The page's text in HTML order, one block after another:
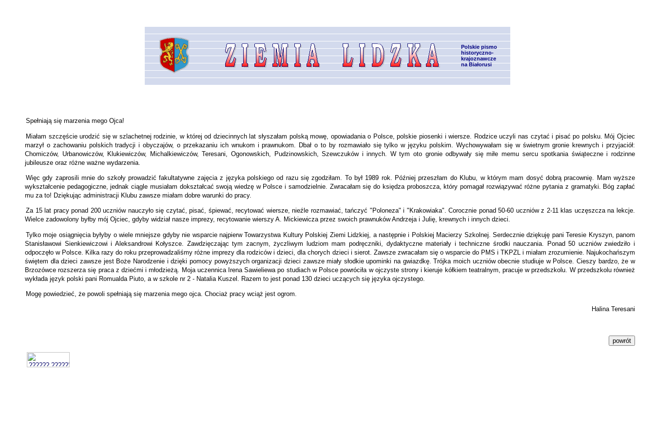
Polskie pismo
historyczno-
krajoznawcze
na Białorusi
Spełniają się marzenia mego Ojca!
Miałam szczęście urodzić się w szlachetnej rodzinie, w której od dziecinnych lat słyszałam polską mowę, opowiadania o Polsce, polskie piosenki i wiersze. Rodzice uczyli nas czytać i pisać po polsku. Mój Ojciec
marzył o zachowaniu polskich tradycji i obyczajów, o przekazaniu ich wnukom i prawnukom. Dbał o to by rozmawiało się tylko w języku polskim. Wychowywałam się w świetnym gronie krewnych i przyjaciół:
Chomiczów, Urbanowiczów, Klukiewiczów, Michalkiewiczów, Teresani, Ogonowskich, Pudzinowskich, Szewczuków i innych. W tym oto gronie odbywały się miłe memu sercu spotkania świąteczne i rodzinne
jubileusze oraz różne ważne wydarzenia.
Więc gdy zaprosili mnie do szkoły prowadzić fakultatywne zajęcia z języka polskiego od razu się zgodziłam. To był 1989 rok. Później przeszłam do Klubu, w którym mam dosyć dobrą pracownię. Mam wyższe
wykształcenie pedagogiczne, jednak ciągle musiałam dokształcać swoją wiedzę w Polsce i samodzielnie. Zwracałam się do księdza proboszcza, który pomagał rozwiązywać różne pytania z gramatyki. Bóg zapłać
mu za to! Dziękując administracji Klubu zawsze miałam dobre warunki do pracy.
Za 15 lat pracy ponad 200 uczniów nauczyło się czytać, pisać, śpiewać, recytować wiersze, nieźle rozmawiać, tańczyć "Poloneza" i "Krakowiaka". Corocznie ponad 50-60 uczniów z 2-11 klas uczęszcza na lekcje.
Wielce zadowolony byłby mój Ojciec, gdyby widział nasze imprezy, recytowanie wierszy A. Mickiewicza przez swoich prawnuków Andrzeja i Julię, krewnych i innych dzieci.
Tylko moje osiągnięcia byłyby o wiele mniejsze gdyby nie wsparcie najpierw Towarzystwa Kultury Polskiej Ziemi Lidzkiej, a następnie i Polskiej Macierzy Szkolnej. Serdecznie dziękuję pani Teresie Kryszyn, panom
Stanisławowi Sienkiewiczowi i Aleksandrowi Kołyszce. Zawdzięczając tym zacnym, życzliwym ludziom mam podręczniki, dydaktyczne materiały i techniczne środki nauczania. Ponad 50 uczniów zwiedziło i
odpoczęło w Polsce. Kilka razy do roku przeprowadzaliśmy różne imprezy dla rodziców i dzieci, dla chorych dzieci i sierot. Zawsze zwracałam się o wsparcie do PMS i TKPZL i miałam zrozumienie. Najukochańszym
świętem dla dzieci zawsze jest Boże Narodzenie i dzięki pomocy powyższych organizacji dzieci zawsze miały słodkie upominki na gwiazdkę. Trójka moich uczniów obecnie studiuje w Polsce. Cieszy bardzo, że w
Brzozówce rozszerza się praca z dziećmi i młodzieżą. Moja uczennica Irena Sawieliewa po studiach w Polsce powróciła w ojczyste strony i kieruje kółkiem teatralnym, pracuje w przedszkolu. W przedszkolu również
wykłada język polski pani Romualda Piuto, a w szkole nr 2 - Natalia Kuszel. Razem to jest ponad 130 dzieci uczących się języka ojczystego.
Mogę powiedzieć, że powoli spełniają się marzenia mego ojca. Chociaż pracy wciąż jest ogrom.
Halina Teresani